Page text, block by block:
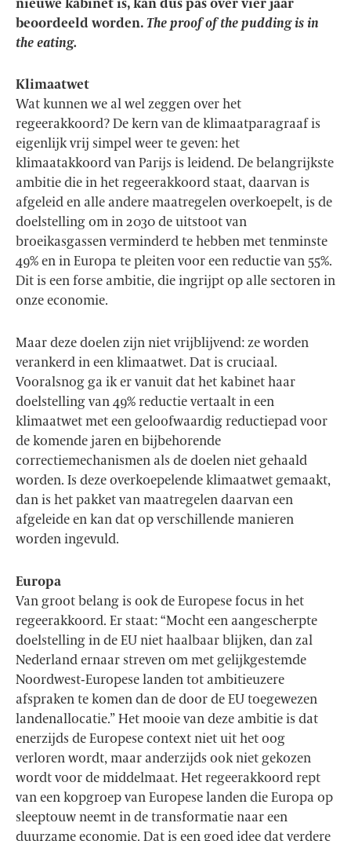
nieuwe kabinet is, kan dus pas over vier jaar
beoordeeld worden.The proof of the pudding is in
the eating.
Klimaatwet
Wat kunnen we al wel zeggen over het
regeerakkoord? De kern van de klimaatparagraaf is
eigenlijk vrij simpel weer te geven: het
klimaatakkoord van Parijs is leidend. De belangrijkste
ambitie die in het regeerakkoord staat, daarvan is
afgeleid en alle andere maatregelen overkoepelt, is de
doelstelling om in 2030 de uitstoot van
broeikasgassen verminderd te hebben met tenminste
49% en in Europa te pleiten voor een reductie van 55%.
Dit is een forse ambitie, die ingrijpt op alle sectoren in
onze economie.
Maar deze doelen zijn niet vrijblijvend: ze worden
verankerd in een klimaatwet. Dat is cruciaal.
Vooralsnog ga ik er vanuit dat het kabinet haar
doelstelling van 49% reductie vertaalt in een
klimaatwet met een geloofwaardig reductiepad voor
de komende jaren en bijbehorende
correctiemechanismen als de doelen niet gehaald
worden. Is deze overkoepelende klimaatwet gemaakt,
dan is het pakket van maatregelen daarvan een
afgeleide en kan dat op verschillende manieren
worden ingevuld.
Europa
Van groot belang is ook de Europese focus in het
regeerakkoord. Er staat: “Mocht een aangescherpte
doelstelling in de EU niet haalbaar blijken, dan zal
Nederland ernaar streven om met gelijkgestemde
Noordwest-Europese landen tot ambitieuzere
afspraken te komen dan de door de EU toegewezen
landenallocatie.” Het mooie van deze ambitie is dat
enerzijds de Europese context niet uit het oog
verloren wordt, maar anderzijds ook niet gekozen
wordt voor de middelmaat. Het regeerakkoord rept
van een kopgroep van Europese landen die Europa op
sleeptouw neemt in de transformatie naar een
duurzame economie. Dat is een goed idee dat verdere